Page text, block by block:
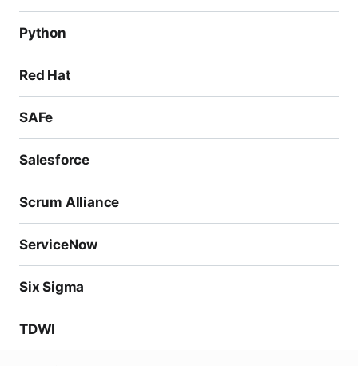
Python
Red Hat
SAFe
Salesforce
Scrum Alliance
ServiceNow
Six Sigma
TDWI